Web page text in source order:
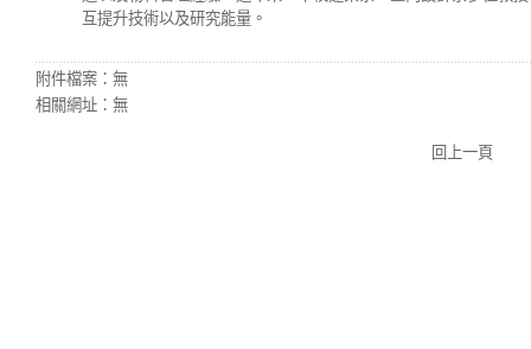
互提升技術以及研究能量。
附件檔案： 無
相關網址： 無
回上一頁